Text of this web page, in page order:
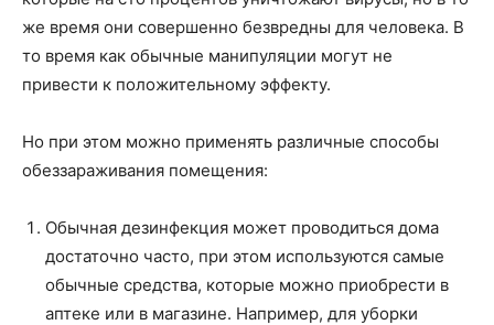
же время они совершенно безвредны для человека. В
то время как обычные манипуляции могут не
привести к положительному эффекту.
Но при этом можно применять различные способы
обеззараживания помещения:
Обычная дезинфекция может проводиться дома
достаточно часто, при этом используются самые
обычные средства, которые можно приобрести в
аптеке или в магазине. Например, для уборки